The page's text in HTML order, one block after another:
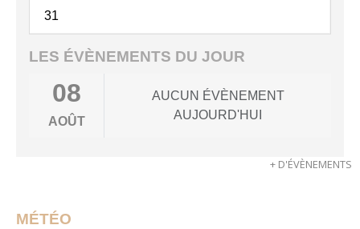
31
LES ÉVÈNEMENTS DU JOUR
08
AOÛT
AUCUN ÉVÈNEMENT
AUJOURD'HUI
+ D'ÉVÈNEMENTS
MÉTÉO